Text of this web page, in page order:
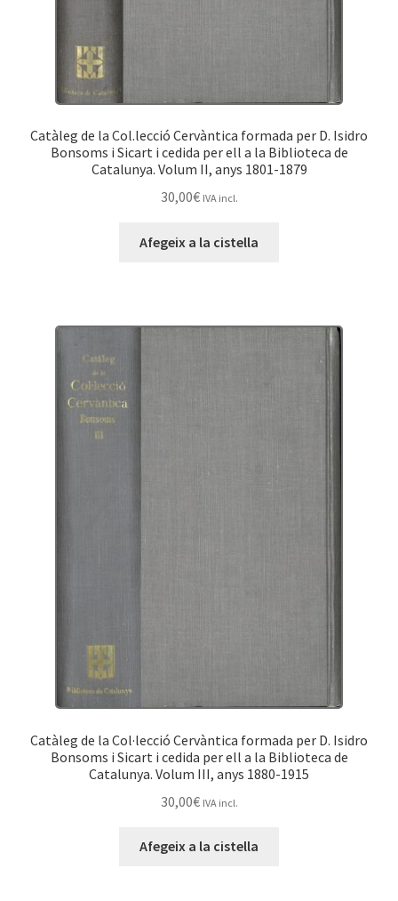
Catàleg de la Col.lecció Cervàntica formada per D. Isidro
Bonsoms i Sicart i cedida per ell a la Biblioteca de
Catalunya. Volum II, anys 1801-1879
30,00€ IVA incl.
Afegeix a la cistella
Catàleg de la Col·lecció Cervàntica formada per D. Isidro
Bonsoms i Sicart i cedida per ell a la Biblioteca de
Catalunya. Volum III, anys 1880-1915
30,00€ IVA incl.
Afegeix a la cistella